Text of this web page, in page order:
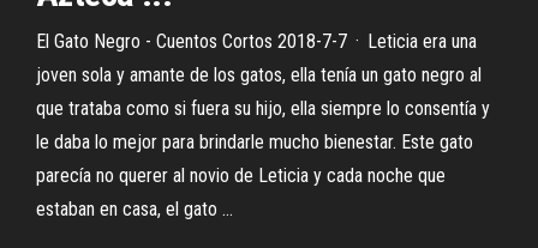
El Gato Negro - Cuentos Cortos 2018-7-7 · Leticia era una
joven sola y amante de los gatos, ella tenía un gato negro al
que trataba como si fuera su hijo, ella siempre lo consentía y
le daba lo mejor para brindarle mucho bienestar. Este gato
parecía no querer al novio de Leticia y cada noche que
estaban en casa, el gato …